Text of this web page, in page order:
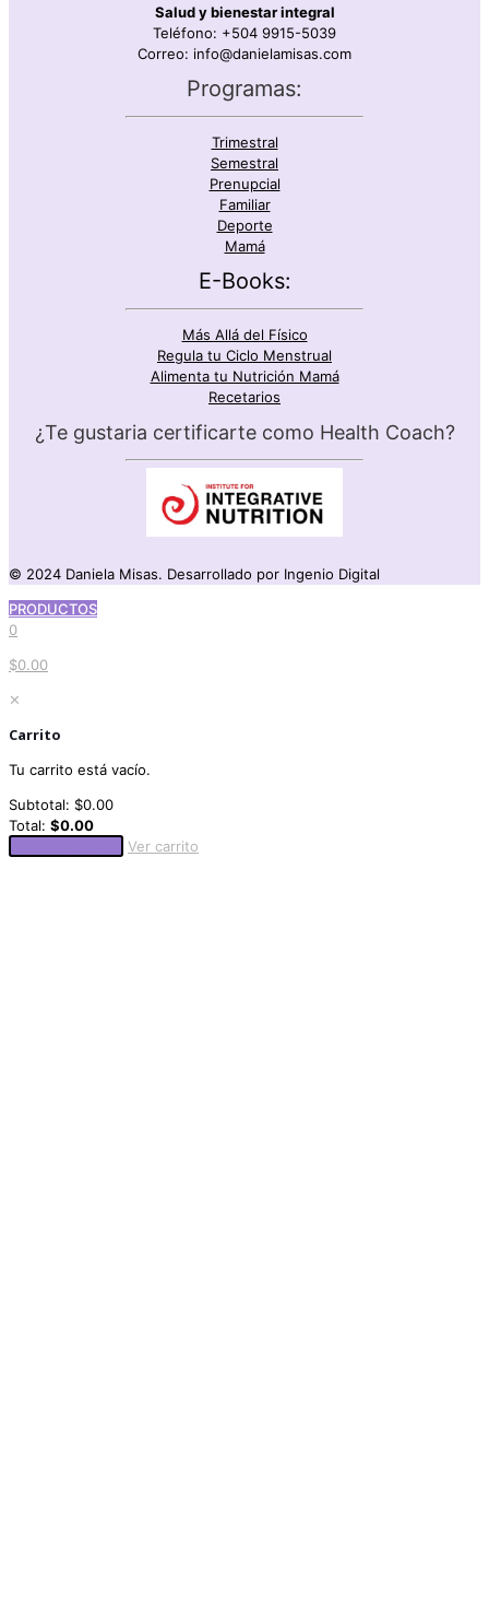
Salud y bienestar integral
Teléfono: +504 9915-5039
Correo: info@danielamisas.com
Programas:
Trimestral
Semestral
Prenupcial
Familiar
Deporte
Mamá
E-Books:
Más Allá del Físico
Regula tu Ciclo Menstrual
Alimenta tu Nutrición Mamá
Recetarios
¿Te gustaria certificarte como Health Coach?
© 2024 Daniela Misas. Desarrollado por Ingenio Digital
PRODUCTOS
0
$0.00
✕
Carrito
Tu carrito está vacío.
Subtotal: $0.00
Total: $0.00
Ver carrito